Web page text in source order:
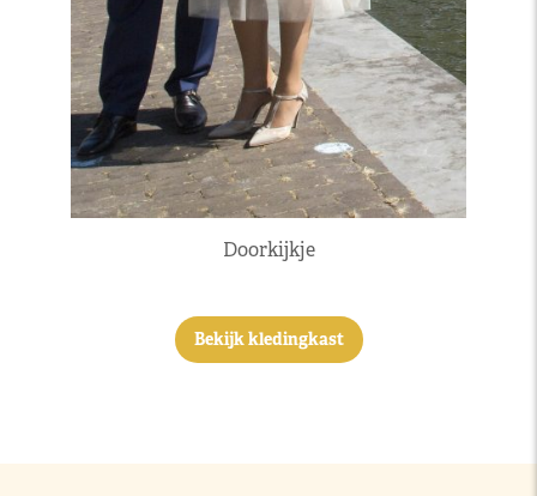
Doorkijkje
Bekijk kledingkast